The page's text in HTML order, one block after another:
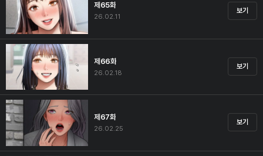
제65화
26.02.11
보기
제66화
26.02.18
보기
제67화
26.02.25
보기